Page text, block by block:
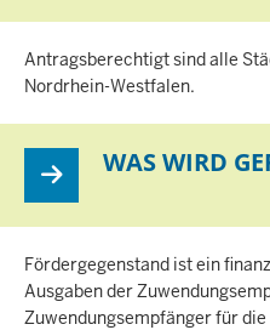
Antragsberechtigt sind alle
Nordrhein-Westfalen.
WAS WIRD
Fördergegenstand ist ein
Ausgaben der
Zuwendungsempfänger für